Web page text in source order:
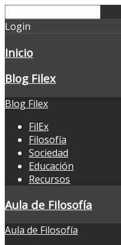
Login
Inicio
Blog Filex
Blog Filex
FilEx
Filosofía
Sociedad
Educación
Recursos
Aula de Filosofía
Aula de Filosofía